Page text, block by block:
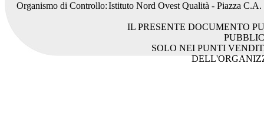
Organismo di Controllo:Istituto Nord Ovest Qualità - Piazza
IL PRESENTE DOCUMENTO
SOLO NEI PUNTI